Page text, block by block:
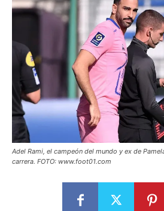
Adel Rami, el campeón del mundo y ex de
carrera. FOTO: www.foot01.com